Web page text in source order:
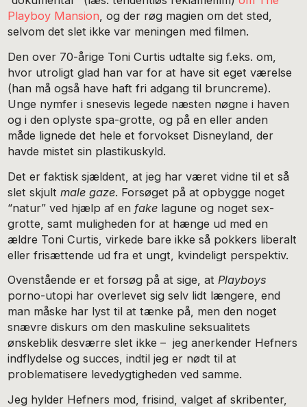
Playboy Mansion, og der røg magien om det sted,
selvom det slet ikke var meningen med filmen.
Den over 70-årige Toni Curtis udtalte sig f.eks. om,
hvor utroligt glad han var for at have sit eget værelse
(han må også have haft fri adgang til bruncreme).
Unge nymfer i snesevis legede næsten nøgne i haven
og i den oplyste spa-grotte, og på en eller anden
måde lignede det hele et forvokset Disneyland, der
havde mistet sin plastikuskyld.
Det er faktisk sjældent, at jeg har været vidne til et så
slet skjultmale gaze. Forsøget på at opbygge noget
“natur” ved hjælp af enfake lagune og noget sex-
grotte, samt muligheden for at hænge ud med en
ældre Toni Curtis, virkede bare ikke så pokkers liberalt
eller frisættende ud fra et ungt, kvindeligt perspektiv.
Ovenstående er et forsøg på at sige, atPlayboys
porno-utopi har overlevet sig selv lidt længere, end
man måske har lyst til at tænke på, men den noget
snævre diskurs om den maskuline seksualitets
ønskeblik desværre slet ikke – jeg anerkender Hefners
indflydelse og succes, indtil jeg er nødt til at
problematisere levedygtigheden ved samme.
Jeg hylder Hefners mod, frisind, valget af skribenter,